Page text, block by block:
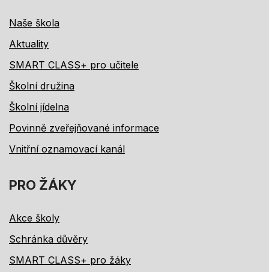
Naše škola
Aktuality
SMART CLASS+ pro učitele
Školní družina
Školní jídelna
Povinně zveřejňované informace
Vnitřní oznamovací kanál
PRO ŽÁKY
Akce školy
Schránka důvěry
SMART CLASS+ pro žáky